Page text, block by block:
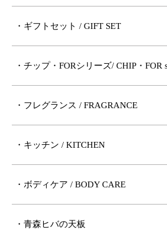
・ギフトセット / GIFT SET
・チップ・FORシリーズ/ CHIP・FOR
・フレグランス / FRAGRANCE
・キッチン / KITCHEN
・ボディケア / BODY CARE
・青森ヒバの天板